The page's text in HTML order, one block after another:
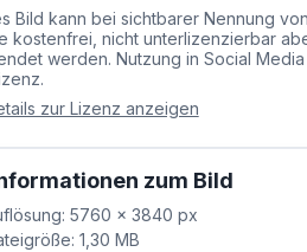
Bild kann bei sichtbarer Nennung
kostenfrei, nicht unterlizenzierbar
werden. Nutzung in Social Media
zur Lizenz anzeigen
zum Bild
5760 × 3840 px
1,30 MB